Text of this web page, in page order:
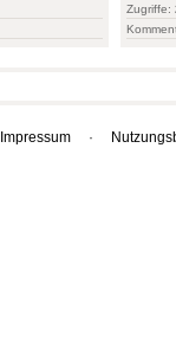
Zugriffe:
Impressum ·